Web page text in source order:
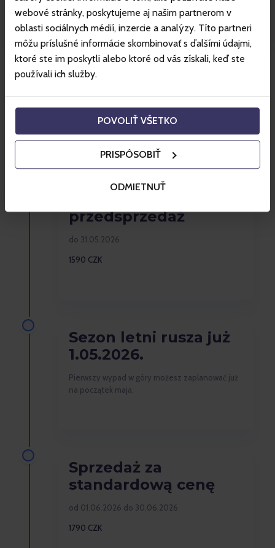
webové stránky, poskytujeme aj našim partnerom v
oblasti sociálnych médií, inzercie a analýzy. Títo partneri
môžu príslušné informácie skombinovať s ďalšími údajmi,
ktoré ste im poskytli alebo ktoré od vás získali, keď ste
používali ich služby.
POVOLIŤ VŠETKO
PRISPÔSOBIŤ
ODMIETNUŤ
Ważne terminy
Jeśli chcesz kupić swoją sezonówkę w najniższej cenie,
zrób to jak najwcześniej.
przedsprzedaż
do 31.05.2026
1590 CZK
Sezon letni rusza już
1.05.2026.
Pierwszy wypad w góry możesz zaplanować już
na początek maja.
Sprzedaż za
standardową cenę
od 01.06.2026 do 30.06.2026
1790 CZK